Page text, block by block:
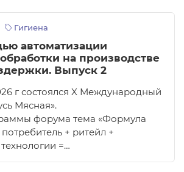
Гигиена
автоматизации
на производстве
Выпуск 2
г состоялся X Международный
Мясная».
форума тема «Формула
+ ритейл +
=…